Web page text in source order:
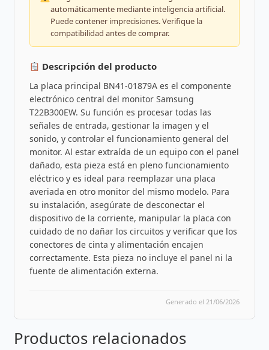
automáticamente mediante inteligencia artificial.
Puede contener imprecisiones. Verifique la
compatibilidad antes de comprar.
Descripción del producto
La placa principal BN41-01879A es el componente
electrónico central del monitor Samsung
T22B300EW. Su función es procesar todas las
señales de entrada, gestionar la imagen y el
sonido, y controlar el funcionamiento general del
monitor. Al estar extraída de un equipo con el panel
dañado, esta pieza está en pleno funcionamiento
eléctrico y es ideal para reemplazar una placa
averiada en otro monitor del mismo modelo. Para
su instalación, asegúrate de desconectar el
dispositivo de la corriente, manipular la placa con
cuidado de no dañar los circuitos y verificar que los
conectores de cinta y alimentación encajen
correctamente. Esta pieza no incluye el panel ni la
fuente de alimentación externa.
Generado el 21/06/2026
Productos relacionados